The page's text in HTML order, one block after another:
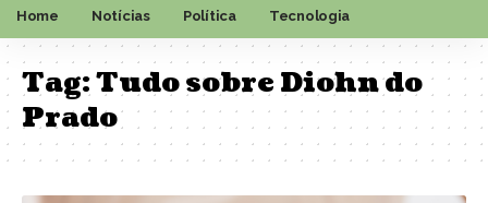
Home Notícias Política Tecnologia
Tag:Tudo sobre Diohn do
Prado